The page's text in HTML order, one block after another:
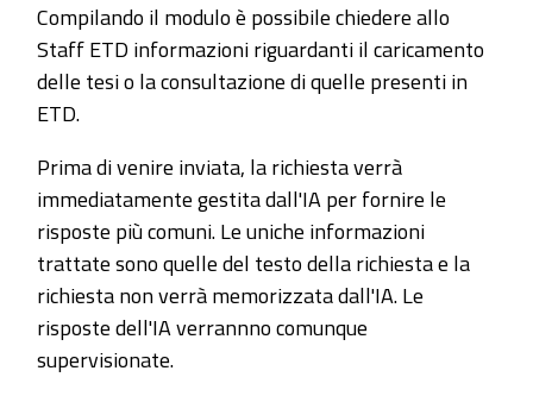
Compilando il modulo è possibile chiedere allo
Staff ETD informazioni riguardanti il caricamento
delle tesi o la consultazione di quelle presenti in
ETD.
Prima di venire inviata, la richiesta verrà
immediatamente gestita dall'IA per fornire le
risposte più comuni. Le uniche informazioni
trattate sono quelle del testo della richiesta e la
richiesta non verrà memorizzata dall'IA. Le
risposte dell'IA verrannno comunque
supervisionate.